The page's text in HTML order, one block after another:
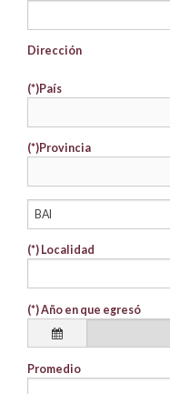
Dirección
(*)País
(*)Provincia
(*) Localidad
(*)Año en que egresó
Promedio